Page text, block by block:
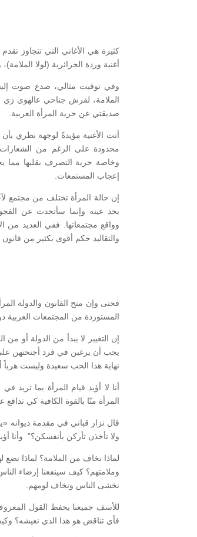
كثيرة هي الأغاني التي تتجاوز
أغنية وردة الجزائرية (لولا
وفي توقيت مثالي، صدع صوت
الملامة، لفرش جناحي عالهوى زي
صديقتي عن حرية المرأة العربية.
أتت الأغنية مؤيدةً لوجهة نظري
محدودة على الرغم من الشعارات
وخاصة حرية التصرف بقلبها مما
إعجاب المستمعات.
إن حالة المرأة تختلف من مجتمع
بحد عينه وإنما سأتحدث عن
وواقع مجتمعاتها. ففي العديد من
والتقاليد حكم أقوى بكثير من قانون
فحتى وإن منح القانون والدولة
المستوردة من المجتمعات الغربية
إن التغيير لا يبدأ من الدولة أو
يجب أن يرغبن في فرد أجنحتهن على
نهاية هذا الحب سعيدة وليست هرباً
أنا لا أؤيد قيام المرأة بما
المرأة منّا بالقوة الكافية كي
قال نزار قباني في مقدمة ديوانه
ولا تأخذن ثأركن بأنفسكن؟” وأنا
لماذا نخاف من الملامة؟ لماذا نضع
وملامتهم؟ كيف سينفعنا إرضاء
نخشى الناس ونخاف لومهم
للأسف جميعنا يحفظ القول
فأي تناقض هو هذا الذي نعيشه؟